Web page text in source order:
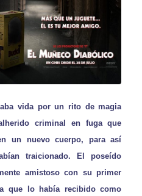
vida por un rito de magia
criminal en fuga que
un nuevo cuerpo, para así
traicionado. El poseído
amistoso con su primer
que lo había recibido como